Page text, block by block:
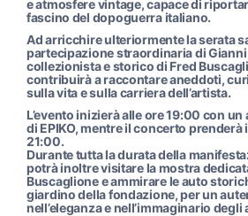
e atmosfere vintage, capace di
fascino del dopoguerra italiano.
Ad arricchire ulteriormente la serata
partecipazione straordinaria di
collezionista e storico di Fred
contribuirà a raccontare aneddoti,
sulla vita e sulla carriera dell’artista.
L’evento inizierà alle ore 19:00 con
di EPIKO, mentre il concerto prenderà
21:00.
Durante tutta la durata della
potrà inoltre visitare la mostra
Buscaglione e ammirare le auto
giardino della fondazione, per un
nell’eleganza e nell’immaginario degli